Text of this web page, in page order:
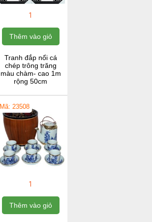
1
Thêm vào giỏ
Tranh đắp nổi cá
chép trông trăng
màu chàm- cao 1m
rộng 50cm
Mã: 23508
1
Thêm vào giỏ